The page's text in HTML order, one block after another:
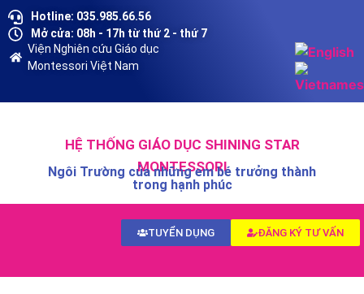
Hotline: 035.985.66.56
Mở cửa: 08h - 17h từ thứ 2 - thứ 7
Viện Nghiên cứu Giáo dục
Montessori Việt Nam
HỆ THỐNG GIÁO DỤC SHINING STAR
MONTESSORI
Ngôi Trường của những em bé trưởng thành
trong hạnh phúc
ĐĂNG KÝ TƯ VẤN
TUYỂN DỤNG